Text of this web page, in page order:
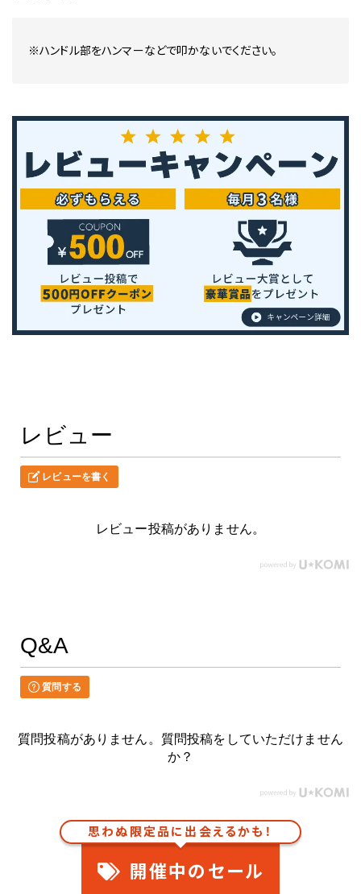
※ハンドル部をハンマーなどで叩かないでください。
レビュー
レビューを書く
レビュー投稿がありません。
Q&A
質問する
質問投稿がありません。質問投稿をしていただけません
か？
思わぬ限定品に出会えるかも！
開催中のセール